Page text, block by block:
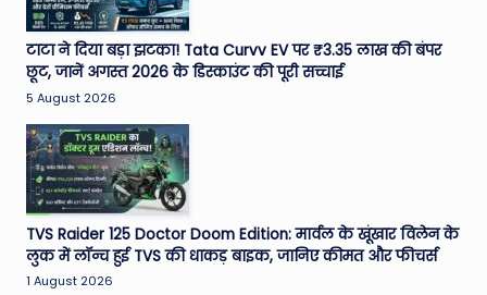
टाटा ने दिया बड़ा झटका! Tata Curvv EV पर ₹3.35 लाख की बंपर
छूट, जानें अगस्त 2026 के डिस्काउंट की पूरी सच्चाई
5 August 2026
TVS Raider 125 Doctor Doom Edition: मार्वल के खूंखार विलेन के
लुक में लॉन्च हुई TVS की धाकड़ बाइक, जानिए कीमत और फीचर्स
1 August 2026